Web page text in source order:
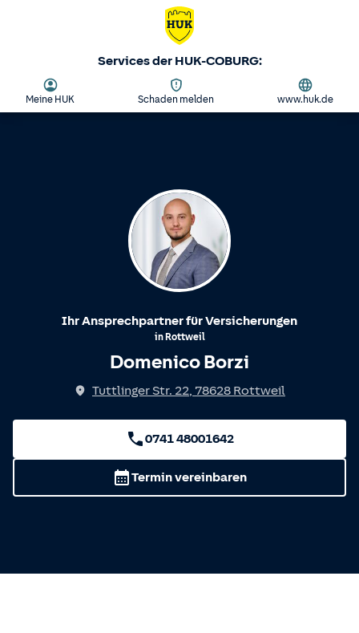
Services der HUK-COBURG:
Meine HUK Schaden melden www.huk.de
Ihr Ansprechpartner für Versicherungen
in Rottweil
Domenico Borzi
Tuttlinger Str. 22, 78628 Rottweil
0741 48001642
Termin vereinbaren